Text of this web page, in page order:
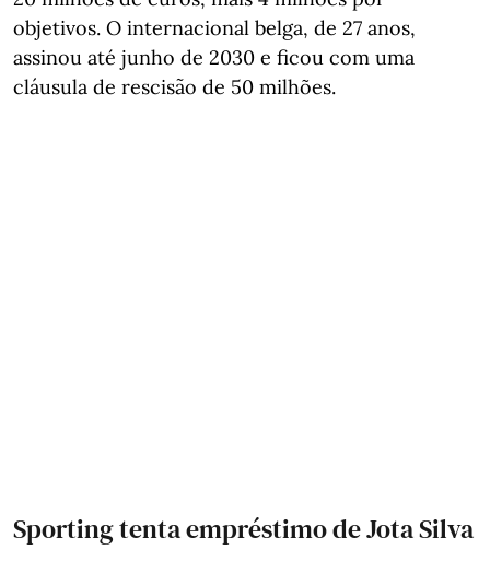
objetivos. O internacional belga, de 27 anos,
assinou até junho de 2030 e ficou com uma
cláusula de rescisão de 50 milhões.
Sporting tenta empréstimo de Jota Silva